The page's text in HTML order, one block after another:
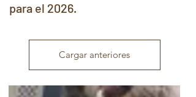
para el 2026.
Cargar anteriores